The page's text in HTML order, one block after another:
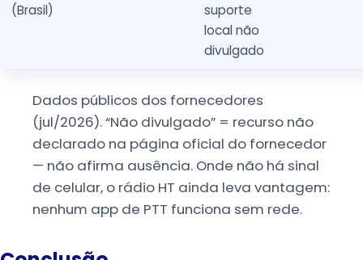
(Brasil)
suporte
local não
divulgado
Dados públicos dos fornecedores
(jul/2026). “Não divulgado” = recurso não
declarado na página oficial do fornecedor
— não afirma ausência. Onde não há sinal
de celular, o rádio HT ainda leva vantagem:
nenhum app de PTT funciona sem rede.